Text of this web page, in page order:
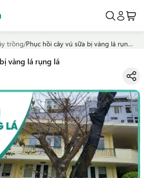
trồng/ Phục hồi cây vú sữa bị vàng lá rụng lá
vàng lá rụng lá